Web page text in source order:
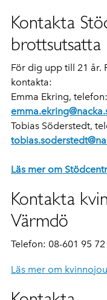
Kontakta
brottsutsatta
För dig upp till 21 år.
kontakta:
Emma Ekring,
Tobias Söderstedt,
Läs mer om
Kontakta
Värmdö
Telefon: 08-601 95 72
Läs mer om